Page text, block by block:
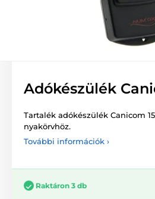
Adókészülék
Tartalék adókészülék Canicom
nyakörvhöz.
További információk ›
Raktáron 3 db